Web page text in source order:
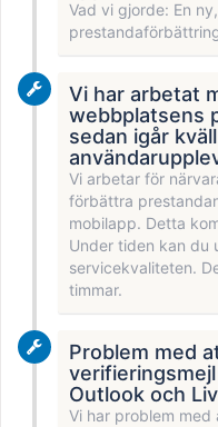
Vad vi gjorde: En
Vi har arbetat
webbplatsens
sedan igår
Vi arbetar för
förbättra
mobilapp. Detta
Under tiden kan du
servicekvaliteten.
timmar.
Problem med
Outlook och
Vi har problem